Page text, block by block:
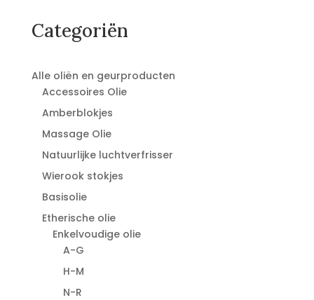
Categoriën
Alle oliën en geurproducten
Accessoires Olie
Amberblokjes
Massage Olie
Natuurlijke luchtverfrisser
Wierook stokjes
Basisolie
Etherische olie
Enkelvoudige olie
A-G
H-M
N-R